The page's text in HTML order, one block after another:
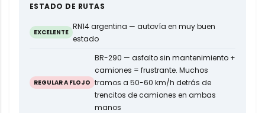
ESTADO DE RUTAS
EXCELENTE
RN14 argentina — autovía en muy buen
estado
REGULAR A FLOJO
BR-290 — asfalto sin mantenimiento +
camiones = frustrante. Muchos
tramos a 50-60 km/h detrás de
trencitos de camiones en ambas
manos